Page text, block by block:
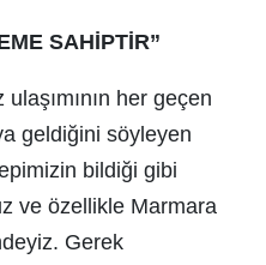
SAHİPTİR”
her geçen
geldiğini söyleyen
bildiği gibi
ve özellikle Marmara
Gerek